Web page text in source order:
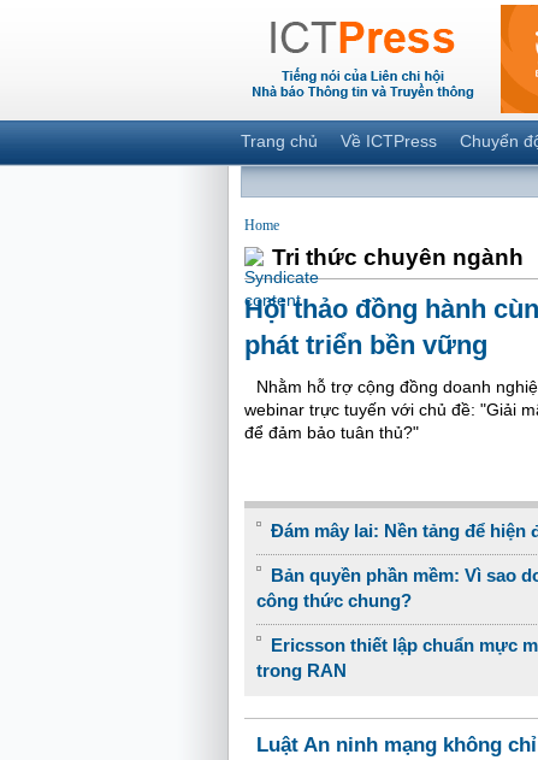
Trang chủ Về ICTPress Chuyển
Home
Tri thức chuyên ngành
Hội thảo đồng hành
phát triển bền vững
Nhằm hỗ trợ cộng đồng doanh
webinar trực tuyến với chủ đề: "Giải
để đảm bảo tuân thủ?"
Đám mây lai: Nền tảng để hiện
Bản quyền phần mềm: Vì sao
công thức chung?
Ericsson thiết lập chuẩn mực
trong RAN
Luật An ninh mạng không